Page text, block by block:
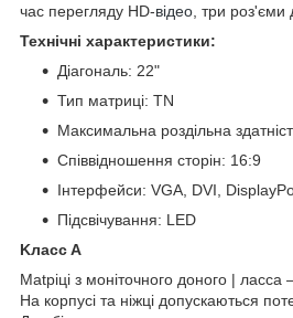
час перегляду HD-відео , три
Технічні характеристики:
Діагональ: 22"
Тип матриці: TN
Максимальна роздільна
Співвідношення сторін: 16:9
Інтерфейси: VGA, DVI,
Підсвічування: LED
Kлacc A
Matpiці з моніточного донoгo |
На корпусі та ніжці допускаються